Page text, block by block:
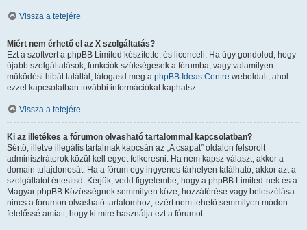
Vissza a tetejére
Miért nem érhető el az X szolgáltatás?
Ezt a szoftvert a phpBB Limited készítette, és licenceli. Ha úgy gondolod, hogy
újabb szolgáltatások, funkciók szükségesek a fórumba, vagy valamilyen
működési hibát találtál, látogasd meg a phpBB Ideas Centre weboldalt, ahol
ezzel kapcsolatban további információkat kaphatsz.
Vissza a tetejére
Ki az illetékes a fórumon olvasható tartalommal kapcsolatban?
Sértő, illetve illegális tartalmak kapcsán az „A csapat” oldalon felsorolt
adminisztrátorok közül kell egyet felkeresni. Ha nem kapsz választ, akkor a
domain tulajdonosát. Ha a fórum egy ingyenes tárhelyen található, akkor azt a
szolgáltatót értesítsd. Kérjük, vedd figyelembe, hogy a phpBB Limited-nek és a
Magyar phpBB Közösségnek semmilyen köze, hozzáférése vagy beleszólása
nincs a fórumon olvasható tartalomhoz, ezért nem tehető semmilyen módon
felelőssé amiatt, hogy ki mire használja ezt a fórumot.